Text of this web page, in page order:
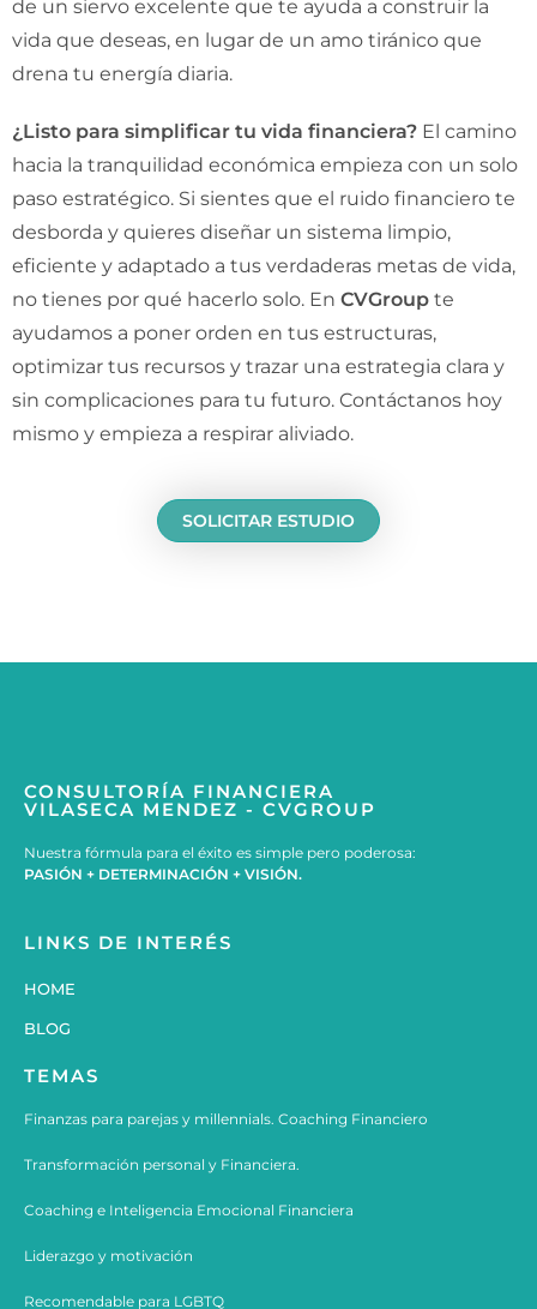
de un siervo excelente que te ayuda a construir la
vida que deseas, en lugar de un amo tiránico que
drena tu energía diaria.
¿Listo para simplificar tu vida financiera? El camino
hacia la tranquilidad económica empieza con un solo
paso estratégico. Si sientes que el ruido financiero te
desborda y quieres diseñar un sistema limpio,
eficiente y adaptado a tus verdaderas metas de vida,
no tienes por qué hacerlo solo. En CVGroup te
ayudamos a poner orden en tus estructuras,
optimizar tus recursos y trazar una estrategia clara y
sin complicaciones para tu futuro. Contáctanos hoy
mismo y empieza a respirar aliviado.
SOLICITAR ESTUDIO
CONSULTORÍA FINANCIERA
VILASECA MENDEZ - CVGROUP
Nuestra fórmula para el éxito es simple pero poderosa:
PASIÓN + DETERMINACIÓN + VISIÓN.
LINKS DE INTERÉS
HOME
BLOG
TEMAS
Finanzas para parejas y millennials. Coaching Financiero
Transformación personal y Financiera.
Coaching e Inteligencia Emocional Financiera
Liderazgo y motivación
Recomendable para LGBTQ